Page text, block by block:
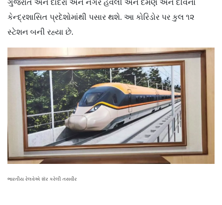
ગુજરાત અને દાદરા અને નગર હવેલી અને દમણ અને દીવના
કેન્દ્રશાસિત પ્રદેશોમાંથી પસાર થશે. આ કોરિડોર પર કુલ ૧૨
સ્ટેશન બની રહ્યા છે.
ભારતીય રેલવેએ શૅર કરેલી તસવીર